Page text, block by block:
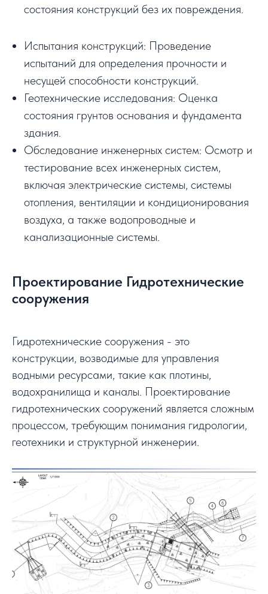
состояния конструкций без их повреждения.
Испытания конструкций: Проведение
испытаний для определения прочности и
несущей способности конструкций.
Геотехнические исследования: Оценка
состояния грунтов основания и фундамента
здания.
Обследование инженерных систем: Осмотр и
тестирование всех инженерных систем,
включая электрические системы, системы
отопления, вентиляции и кондиционирования
воздуха, а также водопроводные и
канализационные системы.
Проектирование Гидротехнические
сооружения
Гидротехнические сооружения - это
конструкции, возводимые для управления
водными ресурсами, такие как плотины,
водохранилища и каналы. Проектирование
гидротехнических сооружений является сложным
процессом, требующим понимания гидрологии,
геотехники и структурной инженерии.